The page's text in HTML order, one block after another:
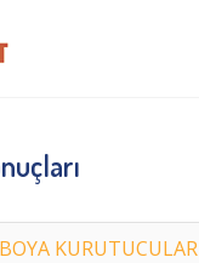
KURUTUCULAR